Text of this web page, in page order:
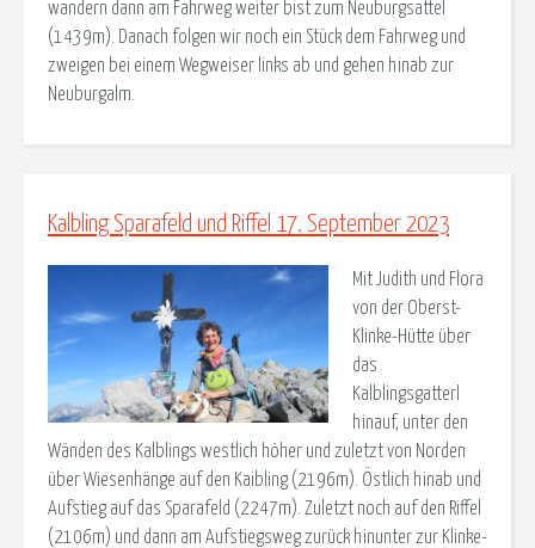
wandern dann am Fahrweg weiter bist zum Neuburgsattel
(1439m). Danach folgen wir noch ein Stück dem Fahrweg und
zweigen bei einem Wegweiser links ab und gehen hinab zur
Neuburgalm.
Kalbling Sparafeld und Riffel 17. September 2023
Mit Judith und Flora
von der Oberst-
Klinke-Hütte über
das
Kalblingsgatterl
hinauf, unter den
Wänden des Kalblings westlich höher und zuletzt von Norden
über Wiesenhänge auf den Kaibling (2196m). Östlich hinab und
Aufstieg auf das Sparafeld (2247m). Zuletzt noch auf den Riffel
(2106m) und dann am Aufstiegsweg zurück hinunter zur Klinke-